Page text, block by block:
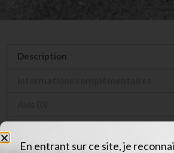
Description
Description
En entrant sur ce site, je